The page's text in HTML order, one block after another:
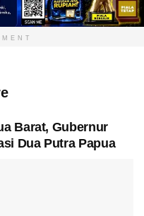
Barat, Gubernur
Dua Putra Papua